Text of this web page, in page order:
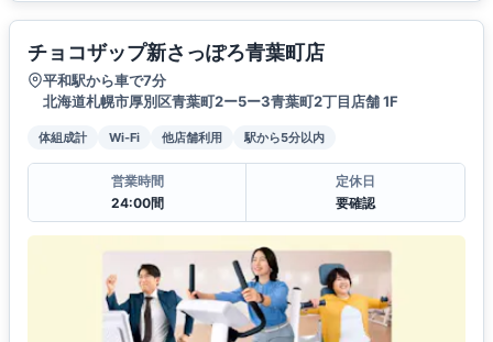
チョコザップ新さっぽろ青葉町店
平和駅から車で7分
北海道札幌市厚別区青葉町2ー5ー3青葉町2丁目店舗 1F
体組成計 Wi-Fi 他店舗利用 駅から5分以内
営業時間
24:00間
定休日
要確認